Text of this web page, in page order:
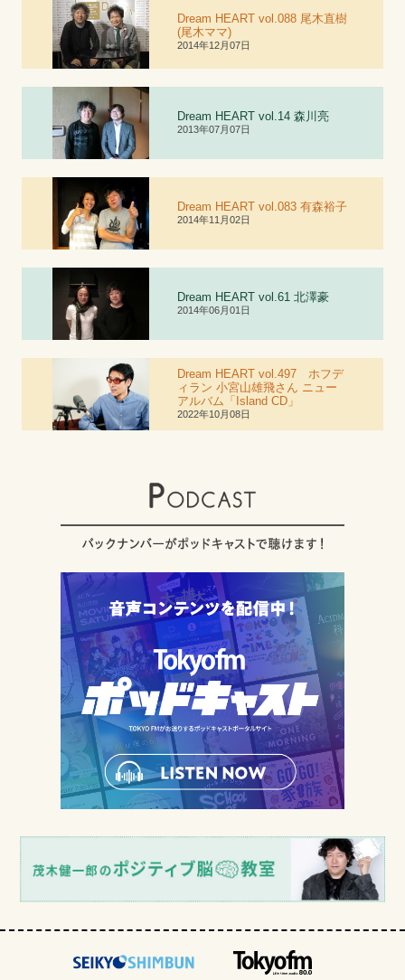
Dream HEART vol.088 尾木直樹
(尾木ママ)
2014年12月07日
Dream HEART vol.14 森川亮
2013年07月07日
Dream HEART vol.083 有森裕子
2014年11月02日
Dream HEART vol.61北澤豪
2014年06月01日
Dream HEART vol.497 ホフデ
ィラン 小宮山雄飛さん ニュー
アルバム「Island CD」
2022年10月08日